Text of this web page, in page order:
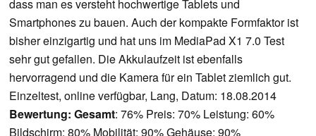
dass man es versteht hochwertige Tablets und
Smartphones zu bauen. Auch der kompakte Formfaktor ist
bisher einzigartig und hat uns im MediaPad X1 7.0 Test
sehr gut gefallen. Die Akkulaufzeit ist ebenfalls
hervorragend und die Kamera für ein Tablet ziemlich gut.
Einzeltest, online verfügbar, Lang, Datum: 18.08.2014
Bewertung: Gesamt: 76% Preis: 70% Leistung: 60%
Bildschirm: 80% Mobilität: 90% Gehäuse: 90%